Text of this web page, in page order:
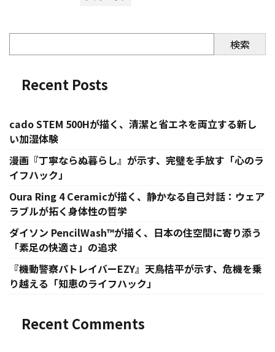
検索
Recent Posts
cado STEM 500Hが描く、清潔と省エネを両立する新し
い加湿体験
漫画『丁寧ならぬ暮らし』が示す、完璧を手放す「心のラ
イフハック」
Oura Ring 4 Ceramicが描く、静かなる自己対話：ウェア
ラブルが拓く身体性の哲学
ダイソン PencilWash™が描く、日本の住空間に寄り添う
「素足の快適さ」の追求
『機動警察パトレイバーEZY』天鳥桔平が示す、危機を乗
り越える「知恵のライフハック」
Recent Comments